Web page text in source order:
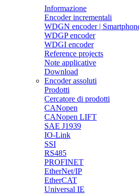
Informazione
Encoder incrementali
WDGN encoder |
WDGP encoder
WDGI encoder
Reference projects
Note applicative
Download
Encoder assoluti
Prodotti
Cercatore di prodotti
CANopen
CANopen LIFT
SAE J1939
IO-Link
SSI
RS485
PROFINET
EtherNet/IP
EtherCAT
Universal IE